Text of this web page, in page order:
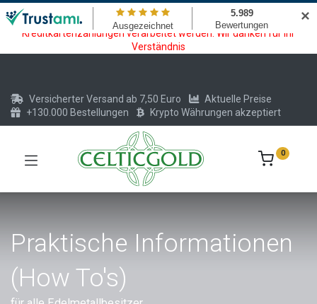
Wartungsarbeiten am Kreditkarten und Krypto Bezahlmodul. In der
Zeit vom 20.07. - 09.08.2026 können keine Krypto oder
Kreditkartenzahlungen verarbeitet werden. Wir danken für Ihr
Verständnis
Versicherter Versand ab 7,50 Euro
Aktuelle Preise
+130.000 Bestellungen
Krypto Währungen akzeptiert
0
Praktische Informationen
(How To's)
✕